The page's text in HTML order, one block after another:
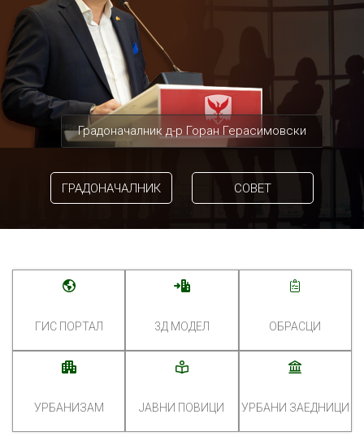
Градоначалник д-р Горан Герасимовски
ГРАДОНАЧАЛНИК СОВЕТ
ГИС ПОРТАЛ 3Д МОДЕЛ ОБРАСЦИ
УРБАНИЗАМ ЈАВНИ ПОВИЦИ УРБАНИ ЗАЕДНИЦИ